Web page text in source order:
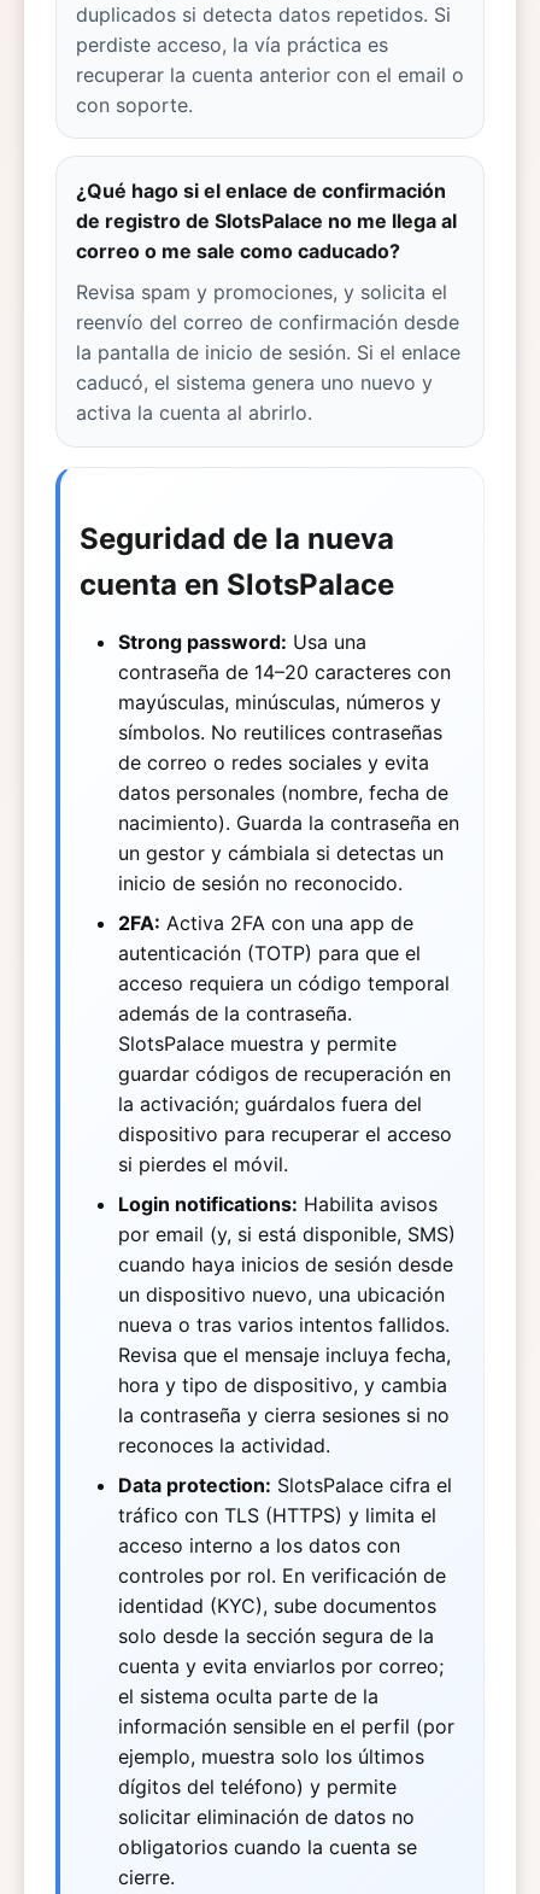
duplicados si detecta datos repetidos. Si
perdiste acceso, la vía práctica es
recuperar la cuenta anterior con el email o
con soporte.
¿Qué hago si el enlace de confirmación
de registro de SlotsPalace no me llega al
correo o me sale como caducado?
Revisa spam y promociones, y solicita el
reenvío del correo de confirmación desde
la pantalla de inicio de sesión. Si el enlace
caducó, el sistema genera uno nuevo y
activa la cuenta al abrirlo.
Seguridad de la nueva
cuenta en SlotsPalace
Strong password: Usa una
contraseña de 14–20 caracteres con
mayúsculas, minúsculas, números y
símbolos. No reutilices contraseñas
de correo o redes sociales y evita
datos personales (nombre, fecha de
nacimiento). Guarda la contraseña en
un gestor y cámbiala si detectas un
inicio de sesión no reconocido.
2FA: Activa 2FA con una app de
autenticación (TOTP) para que el
acceso requiera un código temporal
además de la contraseña.
SlotsPalace muestra y permite
guardar códigos de recuperación en
la activación; guárdalos fuera del
dispositivo para recuperar el acceso
si pierdes el móvil.
Login notifications: Habilita avisos
por email (y, si está disponible, SMS)
cuando haya inicios de sesión desde
un dispositivo nuevo, una ubicación
nueva o tras varios intentos fallidos.
Revisa que el mensaje incluya fecha,
hora y tipo de dispositivo, y cambia
la contraseña y cierra sesiones si no
reconoces la actividad.
Data protection: SlotsPalace cifra el
tráfico con TLS (HTTPS) y limita el
acceso interno a los datos con
controles por rol. En verificación de
identidad (KYC), sube documentos
solo desde la sección segura de la
cuenta y evita enviarlos por correo;
el sistema oculta parte de la
información sensible en el perfil (por
ejemplo, muestra solo los últimos
dígitos del teléfono) y permite
solicitar eliminación de datos no
obligatorios cuando la cuenta se
cierre.